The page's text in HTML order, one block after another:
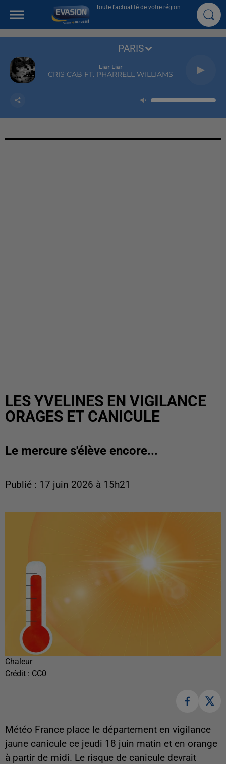
Toute l'actualité de votre région
Liar Liar
CRIS CAB FT. PHARRELL WILLIAMS
PARIS
LES YVELINES EN VIGILANCE
ORAGES ET CANICULE
Le mercure s'élève encore...
Publié : 17 juin 2026 à 15h21
Chaleur
Crédit : CC0
Météo France place le département en vigilance
jaune canicule ce jeudi 18 juin matin et en orange
à partir de midi. Le risque de canicule devrait